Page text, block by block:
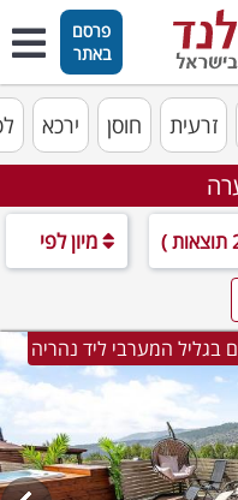
פרסם
באתר
זרעית חוסן ירכא
מיון לפי
בגליל המערבי ליד נהריה